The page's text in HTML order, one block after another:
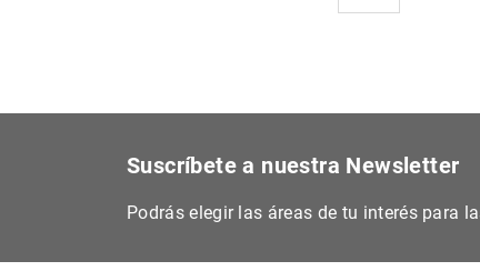
Suscríbete a nuestra Newsletter
Podrás elegir las áreas de tu interés para